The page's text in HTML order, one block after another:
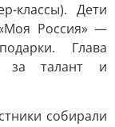
классы). Дети
Россия» —
Глава
за талант и
собирали